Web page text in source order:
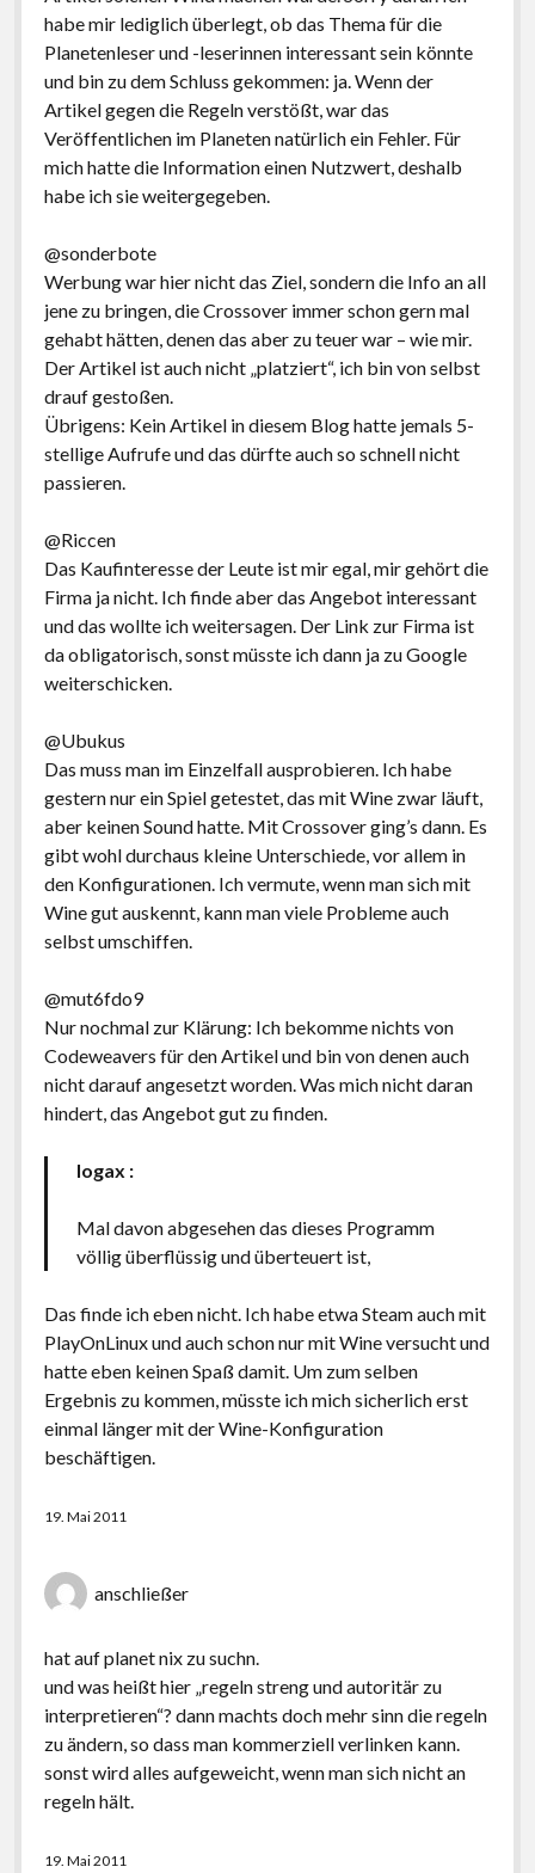
habe mir lediglich überlegt, ob das Thema für die
Planetenleser und -leserinnen interessant sein könnte
und bin zu dem Schluss gekommen: ja. Wenn der
Artikel gegen die Regeln verstößt, war das
Veröffentlichen im Planeten natürlich ein Fehler. Für
mich hatte die Information einen Nutzwert, deshalb
habe ich sie weitergegeben.
@sonderbote
Werbung war hier nicht das Ziel, sondern die Info an all
jene zu bringen, die Crossover immer schon gern mal
gehabt hätten, denen das aber zu teuer war – wie mir.
Der Artikel ist auch nicht „platziert“, ich bin von selbst
drauf gestoßen.
Übrigens: Kein Artikel in diesem Blog hatte jemals 5-
stellige Aufrufe und das dürfte auch so schnell nicht
passieren.
@Riccen
Das Kaufinteresse der Leute ist mir egal, mir gehört die
Firma ja nicht. Ich finde aber das Angebot interessant
und das wollte ich weitersagen. Der Link zur Firma ist
da obligatorisch, sonst müsste ich dann ja zu Google
weiterschicken.
@Ubukus
Das muss man im Einzelfall ausprobieren. Ich habe
gestern nur ein Spiel getestet, das mit Wine zwar läuft,
aber keinen Sound hatte. Mit Crossover ging’s dann. Es
gibt wohl durchaus kleine Unterschiede, vor allem in
den Konfigurationen. Ich vermute, wenn man sich mit
Wine gut auskennt, kann man viele Probleme auch
selbst umschiffen.
@mut6fdo9
Nur nochmal zur Klärung: Ich bekomme nichts von
Codeweavers für den Artikel und bin von denen auch
nicht darauf angesetzt worden. Was mich nicht daran
hindert, das Angebot gut zu finden.
logax :
Mal davon abgesehen das dieses Programm
völlig überflüssig und überteuert ist,
Das finde ich eben nicht. Ich habe etwa Steam auch mit
PlayOnLinux und auch schon nur mit Wine versucht und
hatte eben keinen Spaß damit. Um zum selben
Ergebnis zu kommen, müsste ich mich sicherlich erst
einmal länger mit der Wine-Konfiguration
beschäftigen.
19. Mai 2011
anschließer
hat auf planet nix zu suchn.
und was heißt hier „regeln streng und autoritär zu
interpretieren“? dann machts doch mehr sinn die regeln
zu ändern, so dass man kommerziell verlinken kann.
sonst wird alles aufgeweicht, wenn man sich nicht an
regeln hält.
19. Mai 2011